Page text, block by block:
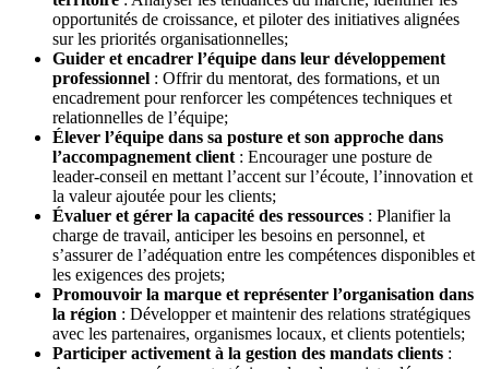
opportunités de croissance, et piloter des initiatives alignées
sur les priorités organisationnelles;
Guider et encadrer l’équipe dans leur développement
professionnel : Offrir du mentorat, des formations, et un
encadrement pour renforcer les compétences techniques et
relationnelles de l’équipe;
Élever l’équipe dans sa posture et son approche dans
l’accompagnement client: Encourager une posture de
leader-conseil en mettant l’accent sur l’écoute, l’innovation et
la valeur ajoutée pour les clients;
Évaluer et gérer la capacité des ressources : Planifier la
charge de travail, anticiper les besoins en personnel, et
s’assurer de l’adéquation entre les compétences disponibles et
les exigences des projets;
Promouvoir la marque et représenter l’organisation dans
la région : Développer et maintenir des relations stratégiques
avec les partenaires, organismes locaux, et clients potentiels;
Participer activement à la gestion des mandats clients :